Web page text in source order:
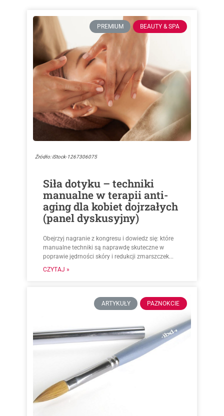
PREMIUM BEAUTY & SPA
Źródło: iStock-1267306075
Siła dotyku – techniki
manualne w terapii anti-
aging dla kobiet dojrzałych
(panel dyskusyjny)
Obejrzyj nagranie z kongresu i dowiedz się: które
manualne techniki są naprawdę skuteczne w
poprawie jędrności skóry i redukcji zmarszczek...
CZYTAJ »
ARTYKUŁY PAZNOKCIE